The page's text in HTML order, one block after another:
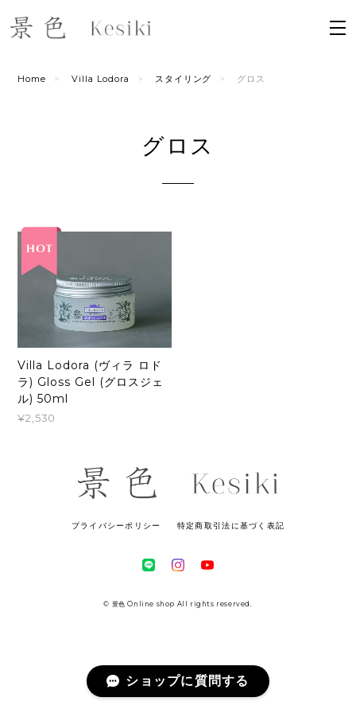
Home Villa Lodora スタイリング グロス
グロス
Villa Lodora (ヴィラ ロド
ラ) Gloss Gel (グロスジェ
ル) 50ml
¥2,530
プライバシーポリシー 特定商取引法に基づく表記
© 景色 Online shop All rights reserved.
ショップに質問する